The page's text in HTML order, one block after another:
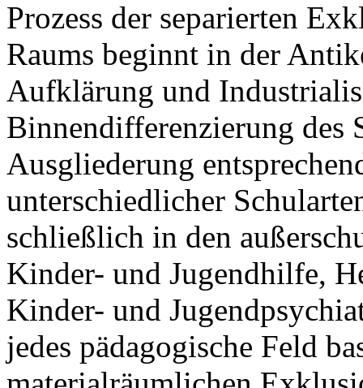
Prozess der separierten
Raums beginnt in der
Aufklärung und
Binnendifferenzierung des
Ausgliederung
unterschiedlicher
schließlich in den
Kinder- und Jugendhilfe,
Kinder- und
jedes pädagogische Feld